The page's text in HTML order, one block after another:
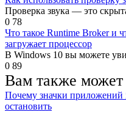
Проверка звука — это
0 78
Что такое Runtime Broker и
загружает процессор
В Windows 10 вы можете
0 89
Вам также может
Почему значки приложений
остановить